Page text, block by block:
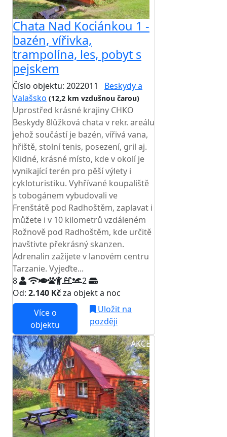
Chata Nad Kociánkou 1 -
bazén, vířivka,
trampolína, les, pobyt s
pejskem
Číslo objektu: 2022011
Beskydy a
Valašsko (12,2 km vzdušnou čarou)
Uprostřed krásné krajiny CHKO
Beskydy 8lůžková chata v rekr. areálu
jehož součástí je bazén, vířivá vana,
hřiště, stolní tenis, posezení, gril aj.
Klidné, krásné místo, kde v okolí je
vynikající terén pro pěší výlety i
cykloturistiku. Vyhřívané koupaliště
s tobogánem vybudovali ve
Frenštátě pod Radhoštěm, zaplavat i
můžete i v 10 kilometrů vzdáleném
Rožnově pod Radhoštěm, kde určitě
navštivte překrásný skanzen.
Adrenalin zažijete v lanovém centru
Tarzanie. Vyjeďte...
8
2
Od: 2.140 Kčza objekt a noc
Více o
objektu
Uložit na
později
AKCE